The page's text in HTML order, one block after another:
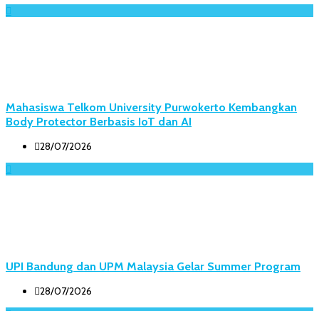
Mahasiswa Telkom University Purwokerto Kembangkan
Body Protector Berbasis IoT dan AI
28/07/2026
UPI Bandung dan UPM Malaysia Gelar Summer Program
28/07/2026